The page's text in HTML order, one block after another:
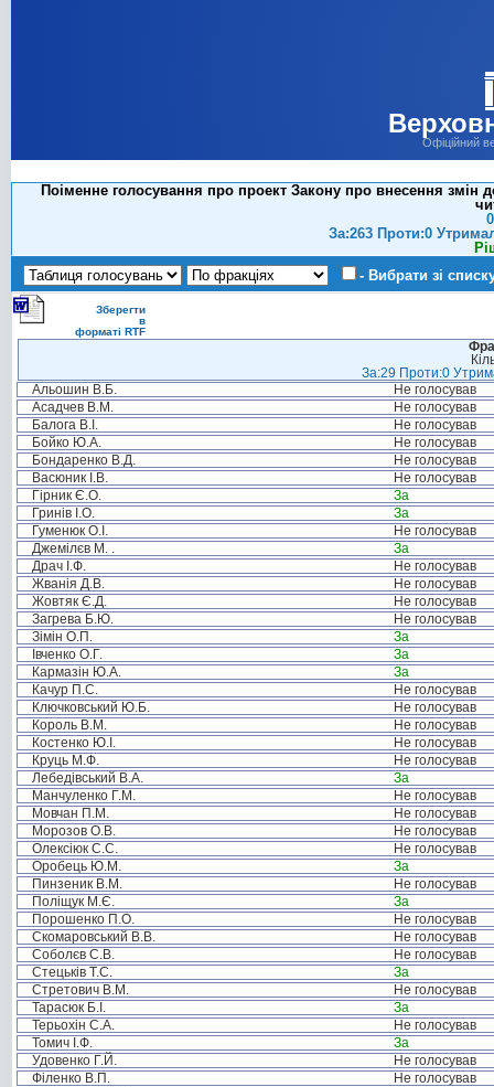
Офіційний
Поіменне голосування про проект Закону про внесення змін
За:263 Проти:0
- Вибрати зі
Зберегти
в
форматі RTF
За:29 Проти:0
Альошин В.Б.
Не голосував
Асадчев В.М.
Не голосував
Балога В.І.
Не голосував
Бойко Ю.А.
Не голосував
Бондаренко В.Д.
Не голосував
Васюник І.В.
Не голосував
Гірник Є.О.
За
Гринів І.О.
За
Гуменюк О.І.
Не голосував
Джемілєв М. .
За
Драч І.Ф.
Не голосував
Жванія Д.В.
Не голосував
Жовтяк Є.Д.
Не голосував
Загрева Б.Ю.
Не голосував
Зімін О.П.
За
Івченко О.Г.
За
Кармазін Ю.А.
За
Качур П.С.
Не голосував
Ключковський Ю.Б.
Не голосував
Король В.М.
Не голосував
Костенко Ю.І.
Не голосував
Круць М.Ф.
Не голосував
Лебедівський В.А.
За
Манчуленко Г.М.
Не голосував
Мовчан П.М.
Не голосував
Морозов О.В.
Не голосував
Олексіюк С.С.
Не голосував
Оробець Ю.М.
За
Пинзеник В.М.
Не голосував
Поліщук М.Є.
За
Порошенко П.О.
Не голосував
Скомаровський В.В.
Не голосував
Соболєв С.В.
Не голосував
Стецьків Т.С.
За
Стретович В.М.
Не голосував
Тарасюк Б.І.
За
Терьохін С.А.
Не голосував
Томич І.Ф.
За
Удовенко Г.Й.
Не голосував
Філенко В.П.
Не голосував